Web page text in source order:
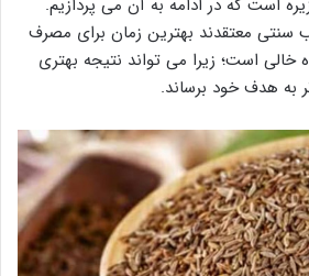
است که در ادامه به آن می پردازیم.
سنتی معتقدند بهترین زمان برای مصرف
خالی است؛ زیرا می تواند نتیجه بهتری
به هدف خود برساند.